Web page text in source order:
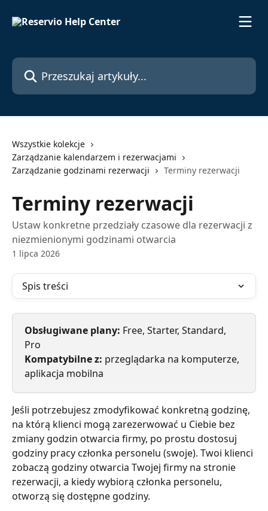
Przeszukaj artykuły...
Wszystkie kolekcje
Zarządzanie kalendarzem i rezerwacjami
Zarządzanie godzinami rezerwacji
Terminy rezerwacji
Terminy rezerwacji
Ustaw konkretne przedziały czasowe dla rezerwacji z
niezmienionymi godzinami otwarcia
1 lipca 2026
Spis treści
Obsługiwane plany: Free, Starter, Standard,
Pro
Kompatybilne z: przeglądarka na komputerze,
aplikacja mobilna
Jeśli potrzebujesz zmodyfikować konkretną godzinę,
na którą klienci mogą zarezerwować u Ciebie bez
zmiany godzin otwarcia firmy, po prostu dostosuj
godziny pracy członka personelu (swoje). Twoi klienci
zobaczą godziny otwarcia Twojej firmy na stronie
rezerwacji, a kiedy wybiorą członka personelu,
otworzą się dostępne godziny.